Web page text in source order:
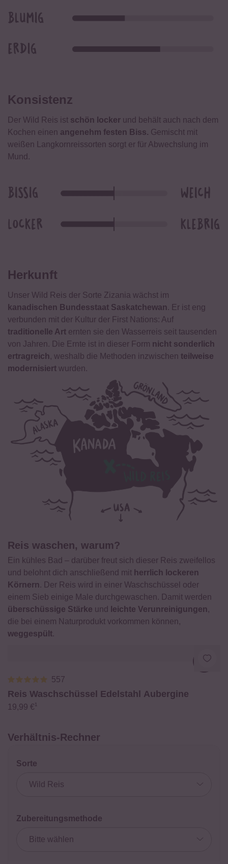
Konsistenz
Der Wild Reis ist schön locker und behält auch nach dem
Kochen einen angenehm festen Biss. Gemischt mit
weißen Langkornreissorten sorgt er für Abwechslung im
Mund.
Herkunft
Unser Wild Reis der Sorte Zizania wächst im
kanadischen Bundesstaat Saskatchewan. Er ist eng
verbunden mit der Kultur der First Nations: Auf
traditionelle Art ernten sie den Wasserreis seit tausenden
von Jahren. Die Ernte ist in dieser Form nicht sonderlich
ertragreich, weshalb die Methoden inzwischen teilweise
modernisiert wurden.
557
Reis Waschschüssel Edelstahl Aubergine
19,99 €¹
Reis waschen, warum?
Ein kühles Bad – darüber freut sich dieser Reis zweifellos
und belohnt dich anschließend mit herrlich lockeren
Körnern. Der Reis wird in einer Waschschüssel oder
einem Sieb einige Male durchgewaschen. Damit werden
überschüssige Stärke und leichte Verunreinigungen,
die bei einem Naturprodukt vorkommen können,
weggespült.
Verhältnis-Rechner
Sorte
Zubereitungsmethode